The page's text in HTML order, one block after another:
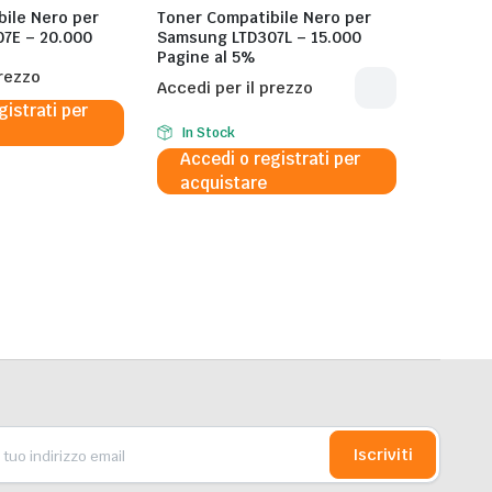
Nero per
– 20.000
per
Toner Compatibile Nero per
Samsung LTD307L – 15.000
Pagine al 5%
Accedi per il prezzo
In Stock
Accedi o registrati per
acquistare
Iscriviti